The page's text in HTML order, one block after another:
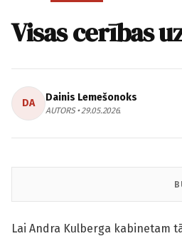
Visas cerības
DA Dainis Lemešonoks
AUTORS • 29.05.2026.
Lai Andra Kulberga kabinetam